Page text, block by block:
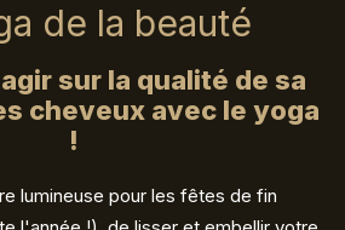
de la beauté
sur la qualité de sa
cheveux avec le yoga
!
lumineuse pour les fêtes de fin